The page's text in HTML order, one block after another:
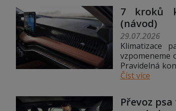
7 kroků
(návod)
29.07.2026
Klimatizace
vzpomeneme
Pravidelná
Číst více
Převoz